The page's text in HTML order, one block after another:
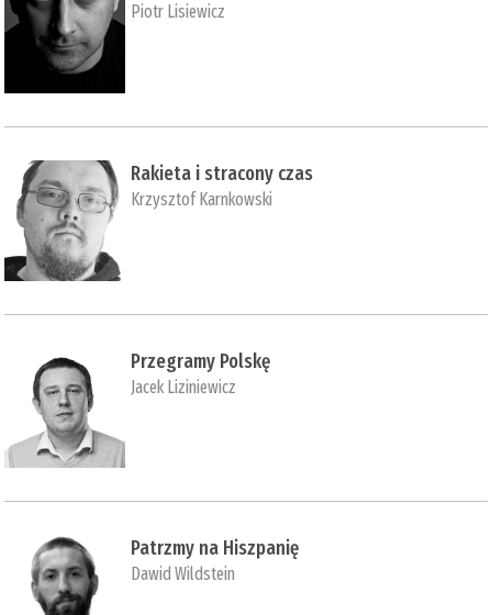
Piotr Lisiewicz
Rakieta i stracony czas
Krzysztof Karnkowski
Przegramy Polskę
Jacek Liziniewicz
Patrzmy na Hiszpanię
Dawid Wildstein